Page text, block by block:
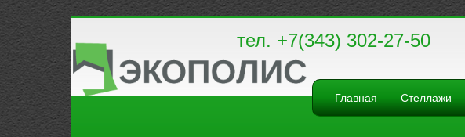
тел. +7(343) 302-27-50
Главная Стеллажи